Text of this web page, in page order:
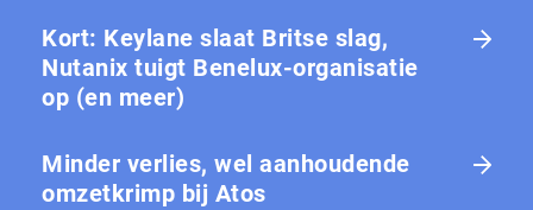
Kort: Keylane slaat Britse slag,
Nutanix tuigt Benelux-organisatie
op (en meer)
Minder verlies, wel aanhoudende
omzetkrimp bij Atos